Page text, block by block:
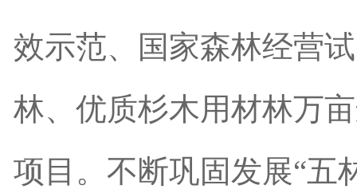
效示范、国家森林经营
林、优质杉木用材林万
项目。不断巩固发展“五